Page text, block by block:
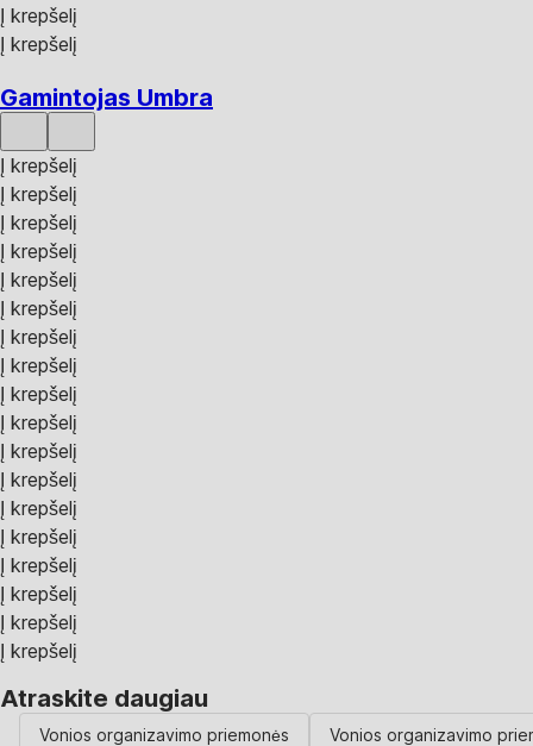
Į krepšelį
Į krepšelį
Gamintojas Umbra
Į krepšelį
Į krepšelį
Į krepšelį
Į krepšelį
Į krepšelį
Į krepšelį
Į krepšelį
Į krepšelį
Į krepšelį
Į krepšelį
Į krepšelį
Į krepšelį
Į krepšelį
Į krepšelį
Į krepšelį
Į krepšelį
Į krepšelį
Į krepšelį
Atraskite daugiau
Vonios organizavimo priemonės Vonios organizavimo